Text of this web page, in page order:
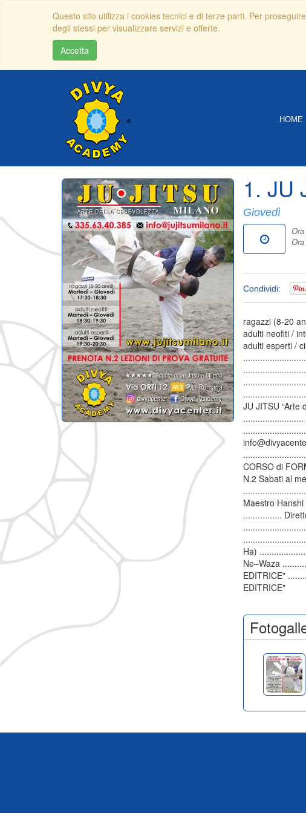
Questo sito utilizza i cookies tecnici e di terze parti. Per
degli stessi per visualizzare servizi e offerte.
Accetta
HOME
1. JU
Giovedì
Condividi:
ragazzi (8-20
adulti neofiti /
adulti esperti /
JU JITSU “Arte
CORSO di
N.2 Sabati al
Maestro
................
Ha)
Ne–Waza
EDITRICE"
EDITRICE"